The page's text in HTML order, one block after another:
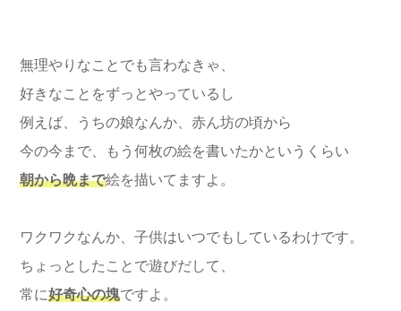
無理やりなことでも言わなきゃ、
好きなことをずっとやっているし
例えば、うちの娘なんか、赤ん坊の頃から
今の今まで、もう何枚の絵を書いたかというくらい
朝から晩まで絵を描いてますよ。
ワクワクなんか、子供はいつでもしているわけです。
ちょっとしたことで遊びだして、
常に好奇心の塊ですよ。